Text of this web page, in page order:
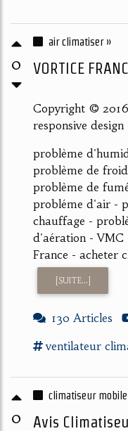
0
air climatiser »
VORTICE
Copyright ©
responsive design
problème
problème de
problème de
probléme d'air -
chauffage -
d'aération - VMC
France - acheter
[SUITE...]
130 Articles
ventilateur
0
climatiseur
Avis